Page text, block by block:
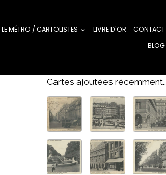
LE MÉTRO / CARTOLISTES LIVRE D'OR
CONTACT
BLOG
Cartes ajoutées récemment..